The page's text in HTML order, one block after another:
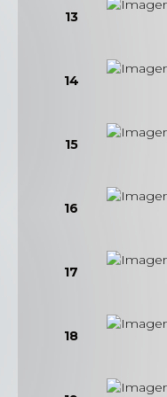
13
14
15
16
17
18